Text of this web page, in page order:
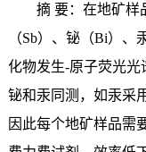
摘 要：在地矿样
（Sb）、铋（Bi）
化物发生-原子荧光光
铋和汞同测，如汞采
因此每个地矿样品需